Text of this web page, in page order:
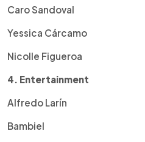
Caro Sandoval
Yessica Cárcamo
Nicolle Figueroa
4. Entertainment
Alfredo Larín
Bambiel